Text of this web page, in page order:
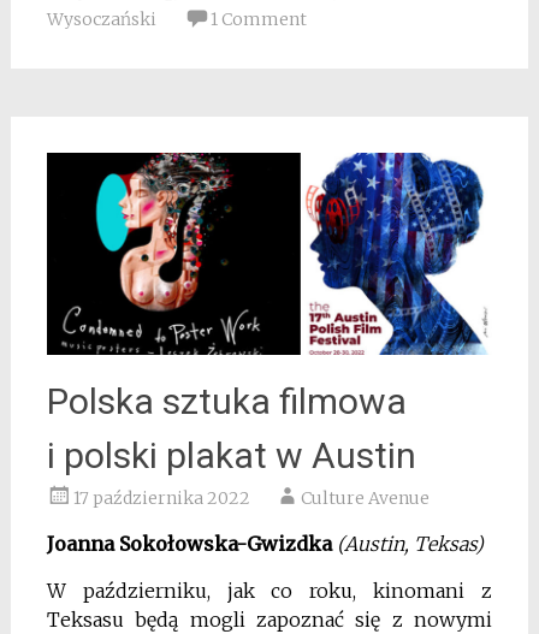
Wysoczański
1 Comment
Polska sztuka filmowa
i polski plakat w Austin
17 października 2022 Culture Avenue
Joanna Sokołowska-Gwizdka(Austin, Teksas)
W październiku, jak co roku, kinomani z
Teksasu będą mogli zapoznać się z nowymi